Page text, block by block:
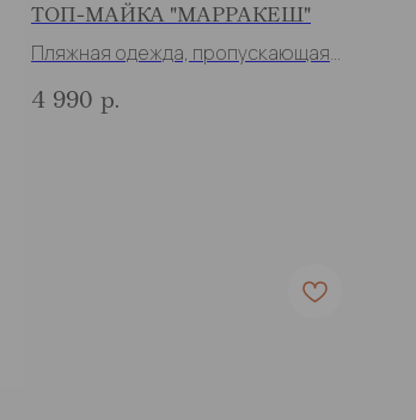
ТОП-МАЙКА "МАРРАКЕШ"
Пляжная одежда, пропускающая
4 990 р.